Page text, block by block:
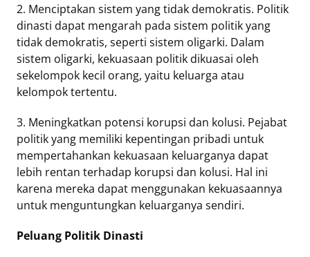
2. Menciptakan sistem yang tidak demokratis. Politik
dinasti dapat mengarah pada sistem politik yang
tidak demokratis, seperti sistem oligarki. Dalam
sistem oligarki, kekuasaan politik dikuasai oleh
sekelompok kecil orang, yaitu keluarga atau
kelompok tertentu.
3. Meningkatkan potensi korupsi dan kolusi. Pejabat
politik yang memiliki kepentingan pribadi untuk
mempertahankan kekuasaan keluarganya dapat
lebih rentan terhadap korupsi dan kolusi. Hal ini
karena mereka dapat menggunakan kekuasaannya
untuk menguntungkan keluarganya sendiri.
Peluang Politik Dinasti